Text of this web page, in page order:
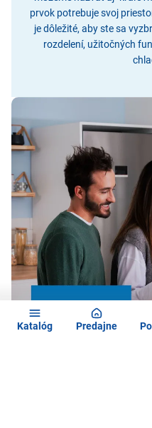
Katalóg Predajne
prvok potrebuje svoj
je dôležité, aby ste sa
rozdelení, užitočných